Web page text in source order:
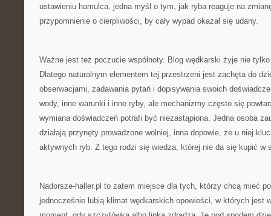
ustawieniu hamulca, jedna myśl o tym, jak ryba reaguje na
przypomnienie o cierpliwości, by cały wypad okazał się udany.
Ważne jest też poczucie wspólnoty. Blog wędkarski żyje nie
Dlatego naturalnym elementem tej przestrzeni jest zachęta do
obserwacjami, zadawania pytań i dopisywania swoich
wody, inne warunki i inne ryby, ale mechanizmy często się
wymiana doświadczeń potrafi być niezastąpiona. Jedna osoba
działają przynęty prowadzone wolniej, inna dopowie, że u niej
aktywnych ryb. Z tego rodzi się wiedza, której nie da się kupić w
Nadorsze-haller.pl to zatem miejsce dla tych, którzy chcą mieć
jednocześnie lubią klimat wędkarskich opowieści, w których jest